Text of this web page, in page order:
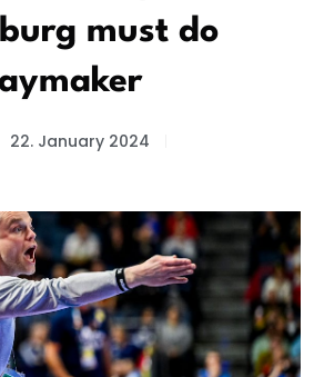
must do
22. January 2024